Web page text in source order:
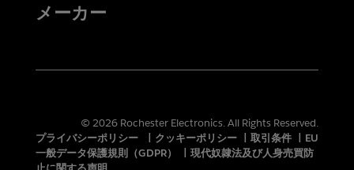
メーカー
© 2026 Rochester Electronics. All Rights Reserved.
プライバシーポリシー
クッキーポリシー 取引条件
EU
一般データ保護規則（GDPR）
現代奴隷法及び人身売買防